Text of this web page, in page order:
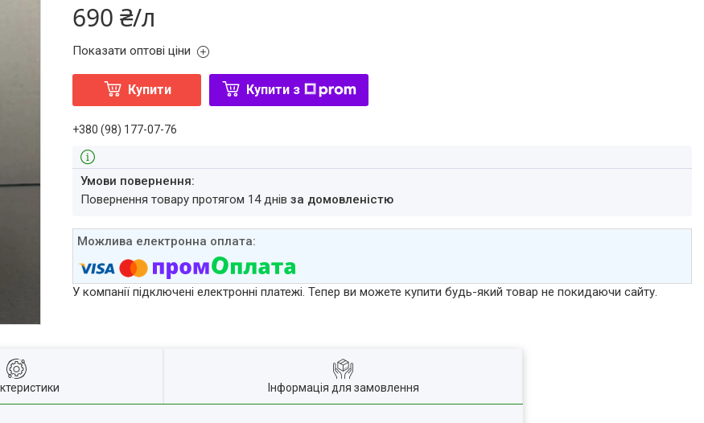
690 ₴/л
Показати оптові ціни
Купити Купити з
+380 (98) 177-07-76
повернення товару протягом 14 днівза домовленістю
У компанії підключені електронні платежі. Тепер ви можете купити будь-який товар не покидаючи сайту.
Інформація для замовлення